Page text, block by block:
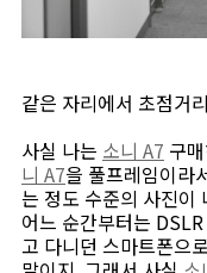
같은 자리에서 초점거
사실 나는 소니 A7 구
니 A7을 풀프레임이라
는 정도 수준의 사진이
어느 순간부터는
고 다니던 스마트폰으